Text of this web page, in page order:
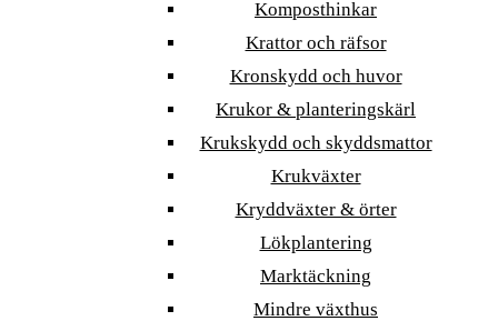
Komposthinkar
Krattor och räfsor
Kronskydd och huvor
Krukor & planteringskärl
Krukskydd och skyddsmattor
Krukväxter
Kryddväxter & örter
Lökplantering
Marktäckning
Mindre växthus